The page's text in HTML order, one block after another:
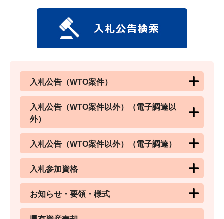
入札公告（WTO案件）
入札公告（WTO案件以外）（電子調達以
外）
入札公告（WTO案件以外）（電子調達）
入札参加資格
お知らせ・要領・様式